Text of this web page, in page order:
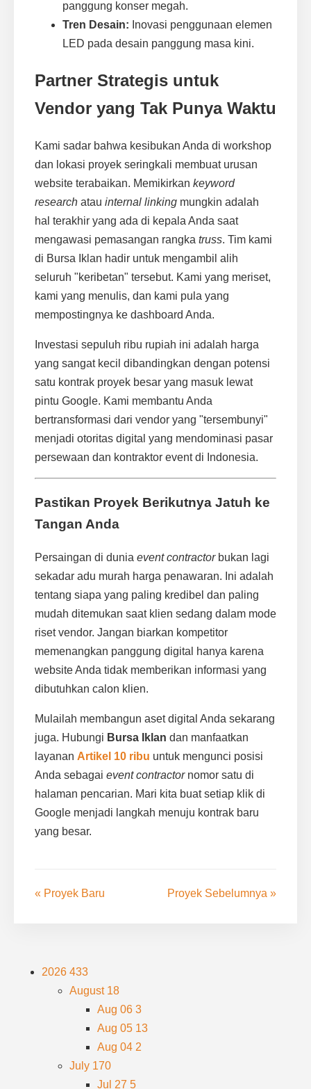
panggung konser megah.
Tren Desain: Inovasi penggunaan elemen
LED pada desain panggung masa kini.
Partner Strategis untuk
Vendor yang Tak Punya Waktu
Kami sadar bahwa kesibukan Anda di workshop
dan lokasi proyek seringkali membuat urusan
website terabaikan. Memikirkan keyword
research atau internal linking mungkin adalah
hal terakhir yang ada di kepala Anda saat
mengawasi pemasangan rangka truss. Tim kami
di Bursa Iklan hadir untuk mengambil alih
seluruh "keribetan" tersebut. Kami yang meriset,
kami yang menulis, dan kami pula yang
mempostingnya ke dashboard Anda.
Investasi sepuluh ribu rupiah ini adalah harga
yang sangat kecil dibandingkan dengan potensi
satu kontrak proyek besar yang masuk lewat
pintu Google. Kami membantu Anda
bertransformasi dari vendor yang "tersembunyi"
menjadi otoritas digital yang mendominasi pasar
persewaan dan kontraktor event di Indonesia.
Pastikan Proyek Berikutnya Jatuh ke
Tangan Anda
Persaingan di dunia event contractorbukan lagi
sekadar adu murah harga penawaran. Ini adalah
tentang siapa yang paling kredibel dan paling
mudah ditemukan saat klien sedang dalam mode
riset vendor. Jangan biarkan kompetitor
memenangkan panggung digital hanya karena
website Anda tidak memberikan informasi yang
dibutuhkan calon klien.
Mulailah membangun aset digital Anda sekarang
juga. Hubungi Bursa Iklan dan manfaatkan
layanan Artikel 10 ribu untuk mengunci posisi
Anda sebagai event contractornomor satu di
halaman pencarian. Mari kita buat setiap klik di
Google menjadi langkah menuju kontrak baru
yang besar.
« Proyek Baru Proyek Sebelumnya »
2026 433
August 18
Aug 06 3
Aug 05 13
Aug 04 2
July 170
Jul 27 5